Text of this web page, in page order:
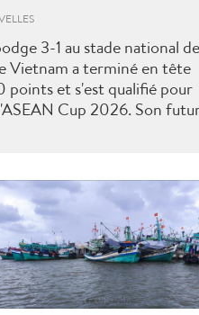
3-1 au stade national de
Vietnam a terminé en tête
points et s'est qualifié pour
Cup 2026. Son